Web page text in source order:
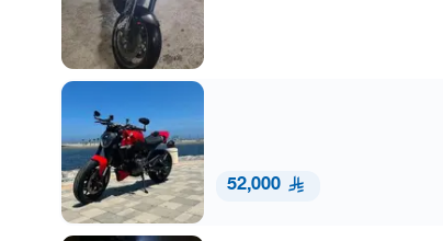
52,000